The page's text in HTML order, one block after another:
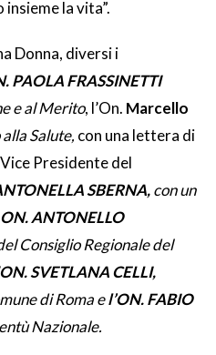
la vita”.
Donna, diversi i
PAOLA FRASSINETTI
e al Merito, l’On. Marcello
Salute, con una lettera di
Presidente del
SBERNA,con un
ON. ANTONELLO
Consiglio Regionale del
ON. SVETLANA CELLI,
di Roma el’ON. FABIO
Nazionale.